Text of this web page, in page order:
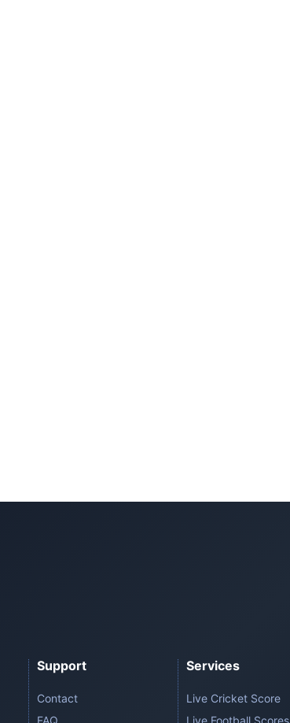
Support
Contact
FAQ
Services
Live Cricket Score
Live Football Scores